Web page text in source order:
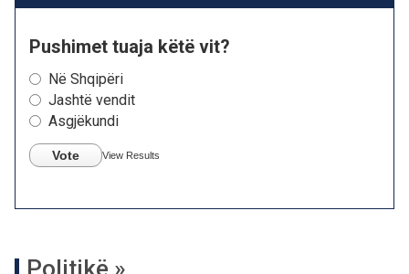
Pushimet tuaja këtë vit?
Në Shqipëri
Jashtë vendit
Asgjëkundi
Vote View Results
Politikë »